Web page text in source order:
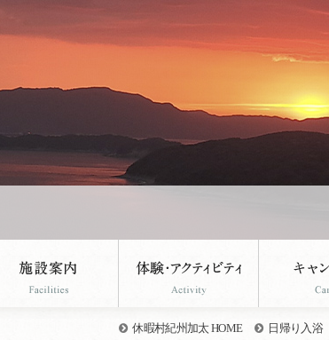
休暇村紀州加太 HOME 日帰り入浴